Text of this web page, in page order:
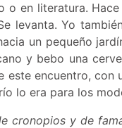
o en literatura.
levanta. Yo
un pequeño
y bebo una
este encuentro,
lo era para los
cronopios y de